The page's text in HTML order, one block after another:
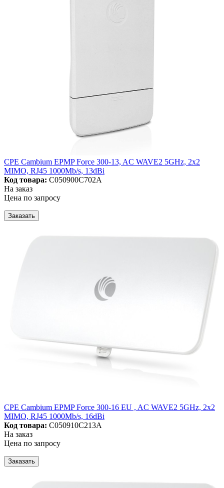
CPE Cambium EPMP Force 300-13, AC WAVE2 5GHz, 2x2
MIMO, RJ45 1000Mb/s, 13dBi
Код товара: C050900C702A
На заказ
Цена по запросу
Заказать
CPE Cambium EPMP Force 300-16 EU , AC WAVE2 5GHz, 2x2
MIMO, RJ45 1000Mb/s, 16dBi
Код товара: C050910C213A
На заказ
Цена по запросу
Заказать